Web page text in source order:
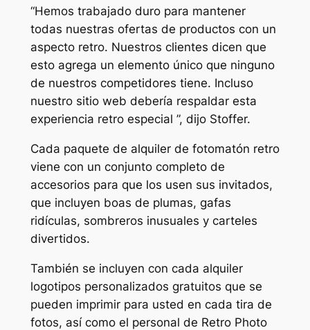
“Hemos trabajado duro para mantener
todas nuestras ofertas de productos con un
aspecto retro. Nuestros clientes dicen que
esto agrega un elemento único que ninguno
de nuestros competidores tiene. Incluso
nuestro sitio web debería respaldar esta
experiencia retro especial ”, dijo Stoffer.
Cada paquete de alquiler de fotomatón retro
viene con un conjunto completo de
accesorios para que los usen sus invitados,
que incluyen boas de plumas, gafas
ridículas, sombreros inusuales y carteles
divertidos.
También se incluyen con cada alquiler
logotipos personalizados gratuitos que se
pueden imprimir para usted en cada tira de
fotos, así como el personal de Retro Photo